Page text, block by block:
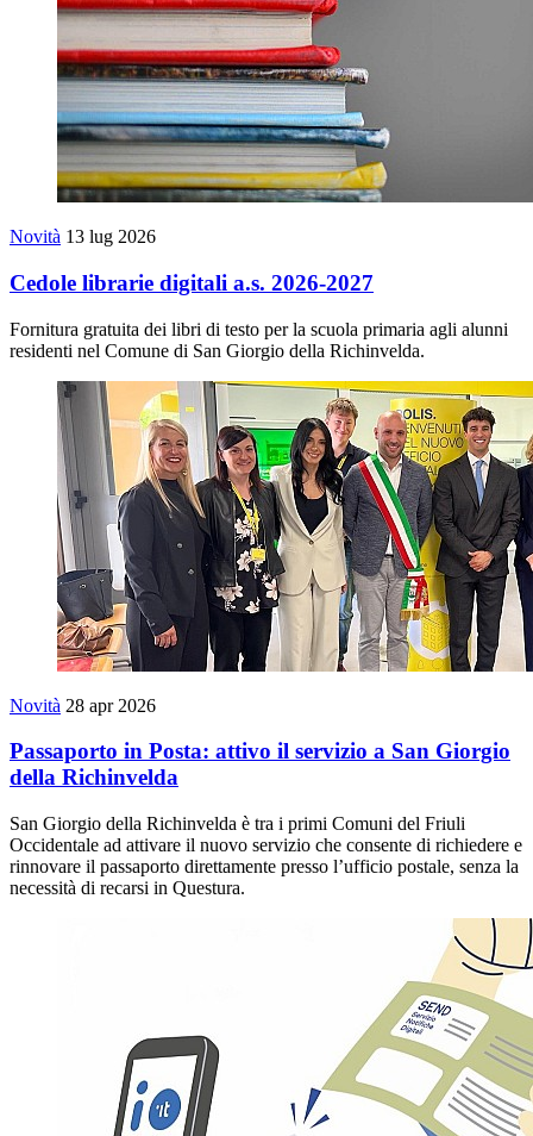
Novità 13 lug 2026
Cedole librarie digitali a.s. 2026-2027
Fornitura gratuita dei libri di testo per la scuola primaria agli alunni
residenti nel Comune di San Giorgio della Richinvelda.
Novità 28 apr 2026
Passaporto in Posta: attivo il servizio a San Giorgio
della Richinvelda
San Giorgio della Richinvelda è tra i primi Comuni del Friuli
Occidentale ad attivare il nuovo servizio che consente di richiedere e
rinnovare il passaporto direttamente presso l’ufficio postale, senza la
necessità di recarsi in Questura.